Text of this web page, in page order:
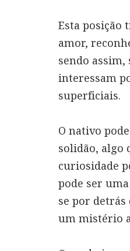
Esta posição
amor,
sendo assim,
interessam
superficiais.
O nativo
solidão, algo
curiosidade
pode ser
se por detrás
um mistério